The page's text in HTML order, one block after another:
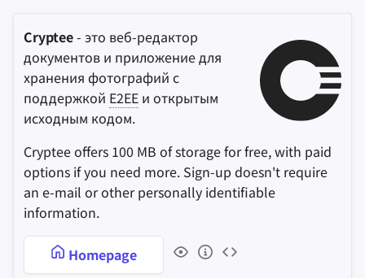
Cryptee- это веб-редактор
документов и приложение для
хранения фотографий с
поддержкой E2EE и открытым
исходным кодом.
Cryptee offers 100 MB of storage for free, with paid
options if you need more. Sign-up doesn't require
an e-mail or other personally identifiable
information.
Homepage